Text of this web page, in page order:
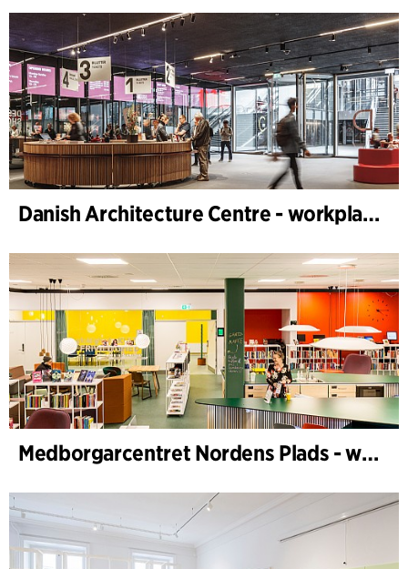
Danish Architecture Centre - workplace design
Medborgarcentret Nordens Plads - workplace design